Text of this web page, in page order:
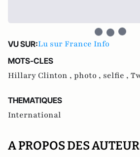
VU SUR:Lu sur France Info
MOTS-CLES
Hillary Clinton , photo , selfie ,
THEMATIQUES
International
A PROPOS DES